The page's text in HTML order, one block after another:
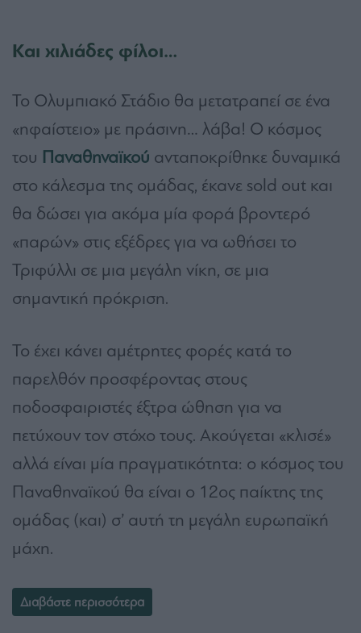
Και χιλιάδες φίλοι…
Το Ολυμπιακό Στάδιο θα μετατραπεί σε ένα
«ηφαίστειο» με πράσινη… λάβα! Ο κόσμος
του Παναθηναϊκού ανταποκρίθηκε δυναμικά
στο κάλεσμα της ομάδας, έκανε sold out και
θα δώσει για ακόμα μία φορά βροντερό
«παρών» στις εξέδρες για να ωθήσει το
Τριφύλλι σε μια μεγάλη νίκη, σε μια
σημαντική πρόκριση.
Το έχει κάνει αμέτρητες φορές κατά το
παρελθόν προσφέροντας στους
ποδοσφαιριστές έξτρα ώθηση για να
πετύχουν τον στόχο τους. Ακούγεται «κλισέ»
αλλά είναι μία πραγματικότητα: ο κόσμος του
Παναθηναϊκού θα είναι ο 12ος παίκτης της
ομάδας (και) σ’ αυτή τη μεγάλη ευρωπαϊκή
μάχη.
Διαβάστε περισσότερα